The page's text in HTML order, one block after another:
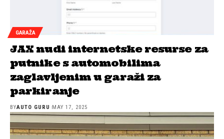
GARAŽA
JAX nudi internetske resurse za
putnike s automobilima
zaglavljenim u garaži za
parkiranje
BYAUTO GURU MAY 17, 2025